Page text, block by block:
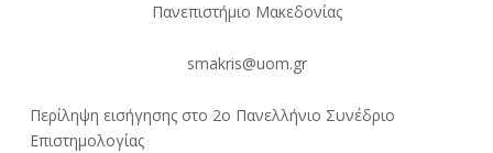
Πανεπιστήμιο Μακεδονίας
smakris@uom.gr
Περίληψη εισήγησης στο 2ο Πανελλήνιο Συνέδριο
Επιστημολογίας